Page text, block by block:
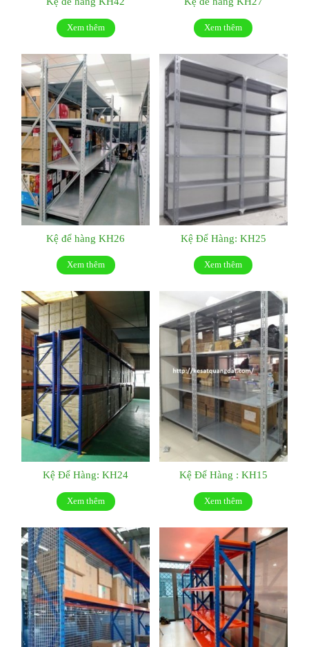
Xem thêm Xem thêm
Kệ để hàng KH26
Xem thêm
Kệ Để Hàng: KH25
Xem thêm
Kệ Để Hàng: KH24
Xem thêm
Kệ Để Hàng : KH15
Xem thêm